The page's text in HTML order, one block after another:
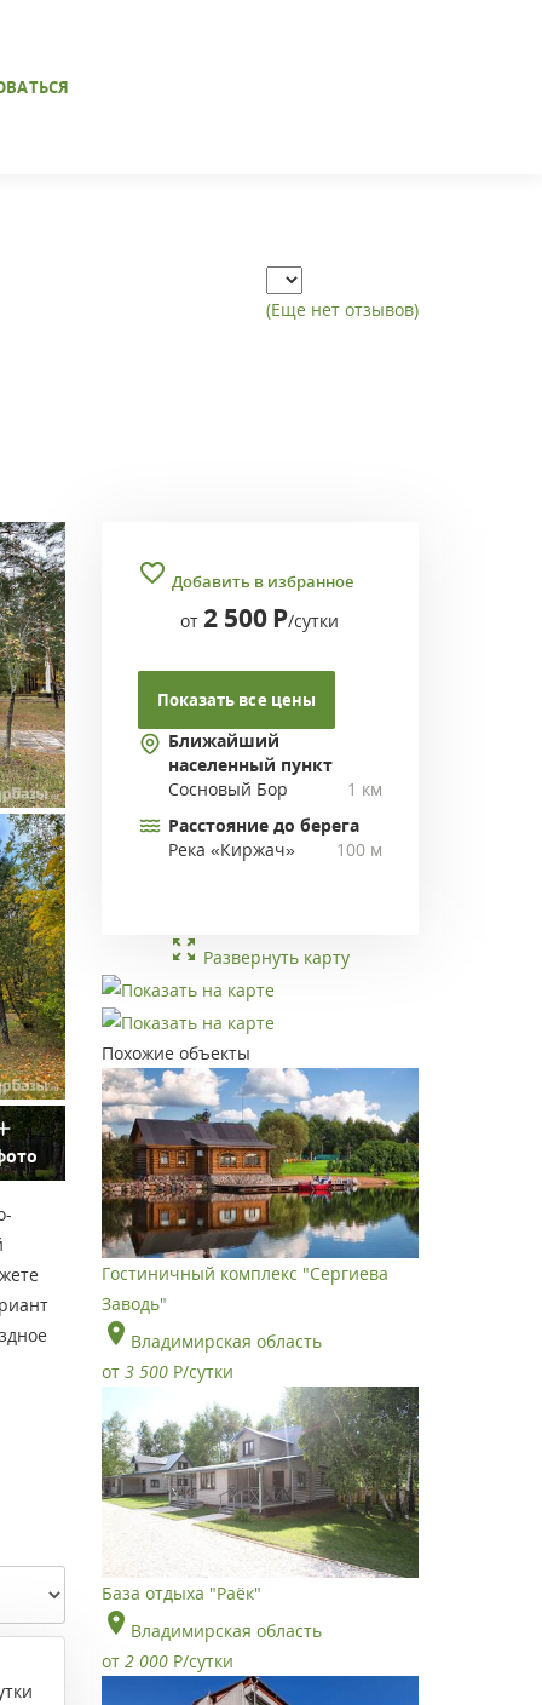
(Еще нет отзывов)
Добавить в избранное
от2 500 Р/сутки
Показать все цены
Ближайший
населенный пункт
Сосновый Бор
1 км
Расстояние до берега
Река «Киржач»
100 м
Развернуть карту
Похожие объекты
Гостиничный комплекс "Сергиева
Заводь"
Владимирская область
от 3 500 Р/сутки
База отдыха "Раёк"
Владимирская область
от 2 000 Р/сутки